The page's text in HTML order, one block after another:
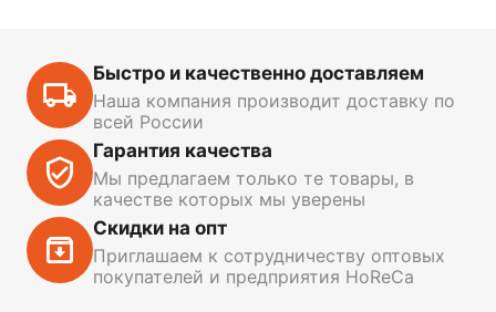
Быстро и качественно доставляем
Наша компания производит доставку по
всей России
Гарантия качества
Мы предлагаем только те товары, в
качестве которых мы уверены
Скидки на опт
Приглашаем к сотрудничеству оптовых
покупателей и предприятия HoReCa